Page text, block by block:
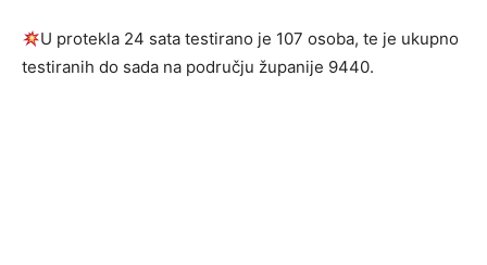
U protekla 24 sata testirano je 107 osoba, te je ukupno
testiranih do sada na području županije 9440.